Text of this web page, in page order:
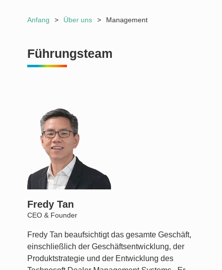
Anfang > Über uns > Management
Führungsteam
Fredy Tan
CEO & Founder
Fredy Tan beaufsichtigt das gesamte Geschäft,
einschließlich der Geschäftsentwicklung, der
Produktstrategie und der Entwicklung des